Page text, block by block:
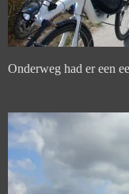
Onderweg had er een